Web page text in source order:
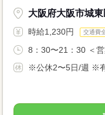
大阪府大阪市城東
時給1,230円 交通費
8：30〜21：30 ＜
※公休2〜5日/週 ※